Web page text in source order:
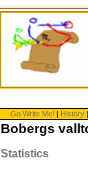
Go Write Me! | History |
Bobergs
Statistics